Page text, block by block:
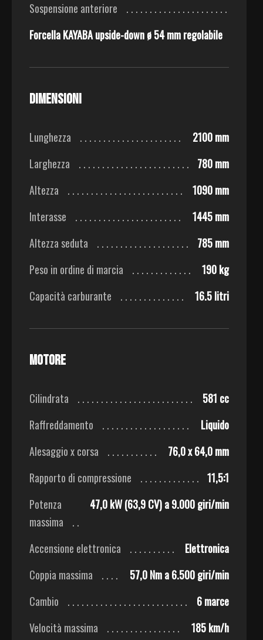
Sospensione anteriore
Forcella KAYABA upside-down ø 54 mm regolabile
Dimensioni
Lunghezza
2100 mm
Larghezza
780 mm
Altezza
1090 mm
Interasse
1445 mm
Altezza seduta
785 mm
Peso in ordine di marcia
190 kg
Capacità carburante
16.5 litri
Motore
Cilindrata
581 cc
Raffreddamento
Liquido
Alesaggio x corsa
76,0 x 64,0 mm
Rapporto di compressione
11,5:1
Potenza
massima
47,0 kW (63,9 CV) a 9.000 giri/min
Accensione elettronica
Elettronica
Coppia massima
57,0 Nm a 6.500 giri/min
Cambio
6 marce
Velocità massima
185 km/h